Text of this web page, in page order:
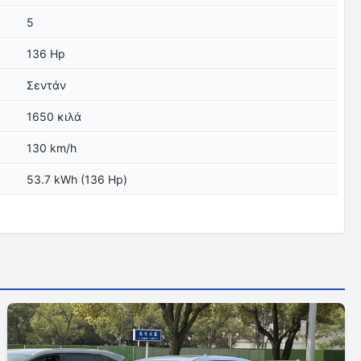
5
136 Hp
Σεντάν
1650 κιλά
130 km/h
53.7 kWh (136 Hp)